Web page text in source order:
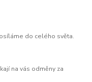
do celého světa.
na vás odměny za